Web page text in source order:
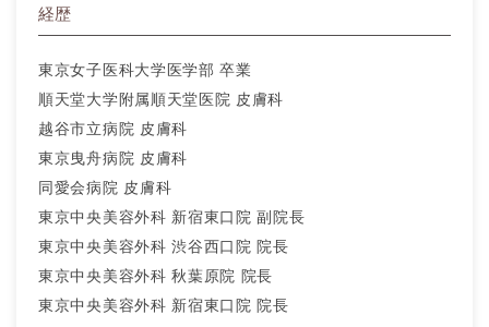
経歴
東京女子医科大学医学部 卒業
順天堂大学附属順天堂医院 皮膚科
越谷市立病院 皮膚科
東京曳舟病院 皮膚科
同愛会病院 皮膚科
東京中央美容外科 新宿東口院 副院長
東京中央美容外科 渋谷西口院 院長
東京中央美容外科 秋葉原院 院長
東京中央美容外科 新宿東口院 院長